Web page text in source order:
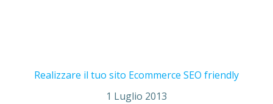
Realizzare il tuo sito Ecommerce SEO friendly
1 Luglio 2013